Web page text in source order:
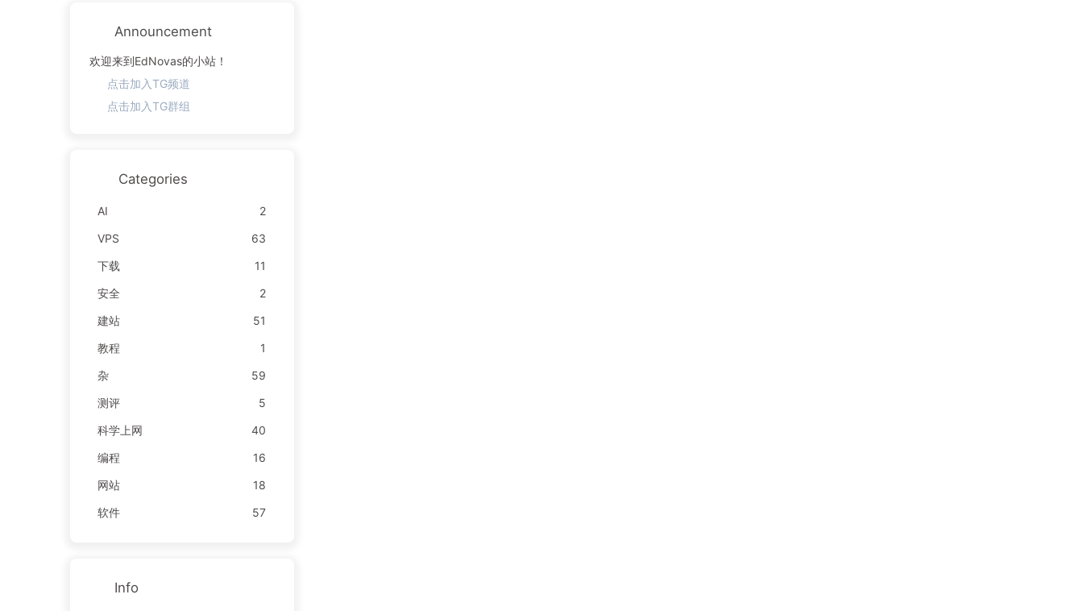
Announcement
欢迎来到EdNovas的小站！
点击加入TG频道
点击加入TG群组
Categories
AI
2
VPS
63
下载
11
安全
2
建站
51
教程
1
杂
59
测评
5
科学上网
40
编程
16
网站
18
软件
57
Info